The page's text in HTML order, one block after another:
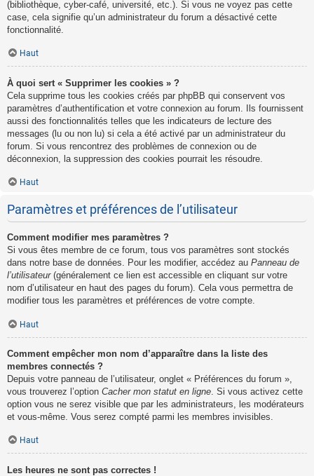
(bibliothèque, cyber-café, université, etc.). Si vous ne voyez pas cette
case, cela signifie qu’un administrateur du forum a désactivé cette
fonctionnalité.
Haut
À quoi sert « Supprimer les cookies » ?
Cela supprime tous les cookies créés par phpBB qui conservent vos
paramètres d’authentification et votre connexion au forum. Ils fournissent
aussi des fonctionnalités telles que les indicateurs de lecture des
messages (lu ou non lu) si cela a été activé par un administrateur du
forum. Si vous rencontrez des problèmes de connexion ou de
déconnexion, la suppression des cookies pourrait les résoudre.
Haut
Paramètres et préférences de l’utilisateur
Comment modifier mes paramètres ?
Si vous êtes membre de ce forum, tous vos paramètres sont stockés
dans notre base de données. Pour les modifier, accédez au Panneau de
l’utilisateur(généralement ce lien est accessible en cliquant sur votre
nom d’utilisateur en haut des pages du forum). Cela vous permettra de
modifier tous les paramètres et préférences de votre compte.
Haut
Comment empêcher mon nom d’apparaître dans la liste des
membres connectés ?
Depuis votre panneau de l’utilisateur, onglet « Préférences du forum »,
vous trouverez l’option Cacher mon statut en ligne . Si vous activez cette
option vous ne serez visible que par les administrateurs, les modérateurs
et vous-même. Vous serez compté parmi les membres invisibles.
Haut
Les heures ne sont pas correctes !